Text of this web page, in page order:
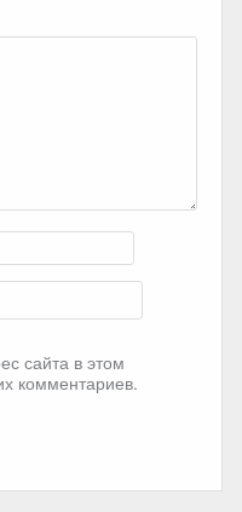
сайта в этом
комментариев.